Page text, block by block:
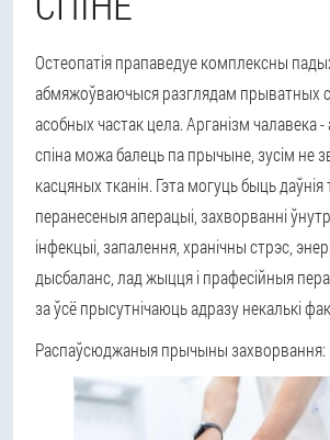
Остеопатія прапаведуе комплексны
абмяжоўваючыся разглядам прыватных
асобных частак цела. Арганізм чалавека -
спіна можа балець па прычыне, зусім не
касцяных тканін. Гэта могуць быць даўнія
перанесеныя аперацыі, захворванні
інфекцыі, запалення, хранічны стрэс,
дысбаланс, лад жыцця і прафесійныя
за ўсё прысутнічаюць адразу некалькі
Распаўсюджаныя прычыны захворвання: